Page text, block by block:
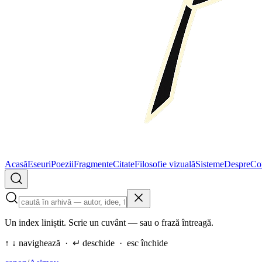
AcasăEseuriPoeziiFragmenteCitateFilosofie vizualăSistemeDespre
Un index liniștit. Scrie un cuvânt — sau o frază întreagă.
↑ ↓ navighează · ↵ deschide · esc închide